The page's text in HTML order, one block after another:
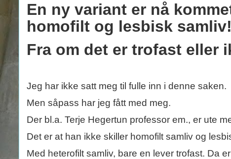
En ny variant er nå
homofilt og lesbisk samliv!
Fra om det er trofast eller
Jeg har ikke satt meg til fulle inn i denne saken.
Men såpass har jeg fått med meg.
Der bl.a. Terje Hegertun professor em., er ute
Det er at han ikke skiller homofilt samliv og
Med heterofilt samliv, bare en lever trofast. Da